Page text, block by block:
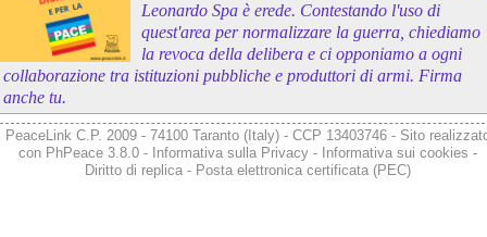
Leonardo Spa è erede. Contestando l'uso di
quest'area per normalizzare la guerra, chiediamo
la revoca della delibera e ci opponiamo a ogni
collaborazione tra istituzioni pubbliche e produttori di armi. Firma
anche tu.
PeaceLink C.P. 2009 - 74100 Taranto (Italy) - CCP 13403746 - Sito
con PhPeace 3.8.0- Informativa sulla Privacy- Informativa sui cookies -
Diritto di replica- Posta elettronica certificata (PEC)